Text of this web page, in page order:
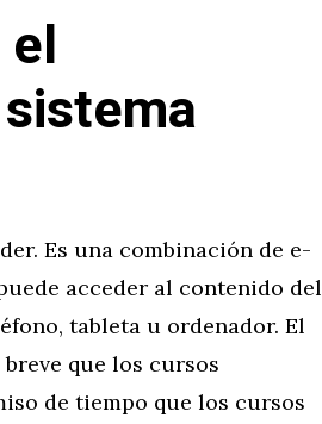
Es una combinación de e-
acceder al contenido del
tableta u ordenador. El
que los cursos
de tiempo que los cursos